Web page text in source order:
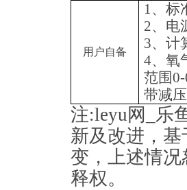
用户自备
1、标
2、电
3、计
4、氧
范围
带减
注:leyu网_乐
新及改进，
变，上述情
释权。